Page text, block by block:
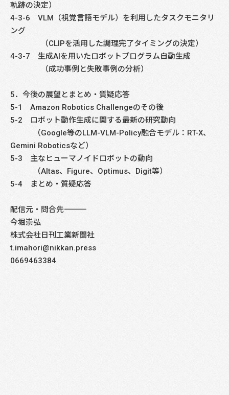
軌跡の決定）
4-3-6 VLM（視覚言語モデル）を利用したタスクモニタリ
ング
（CLIPを活用した調理完了タイミングの決定）
4-3-7 生成AIを用いたロボットプログラム自動生成
（成功事例と失敗事例の分析）
5．今後の展望とまとめ・質疑応答
5-1 Amazon Robotics Challengeのその後
5-2 ロボット動作生成に関する最新の研究動向
（Google等のLLM-VLM-Policy融合モデル：RT-X、
Gemini Roboticsなど）
5-3 主なヒューマノイドロボットの動向
（Altas、Figure、Optimus、Digit等）
5-4 まとめ・質疑応答
配信元・問合先――――――――――――――――――――――――――――
今堀崇弘
株式会社日刊工業新聞社
t.imahori@nikkan.press
0669463384